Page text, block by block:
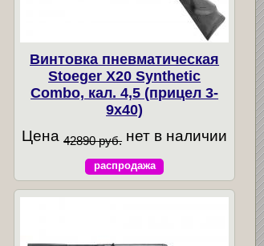
Винтовка пневматическая
Stoeger X20 Synthetic
Combo, кал. 4,5 (прицел 3-
9х40)
Цена 42890 руб. нет в наличии
распродажа